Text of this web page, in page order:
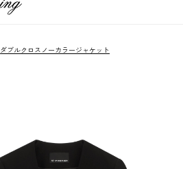
ダブルクロスノーカラージャケット